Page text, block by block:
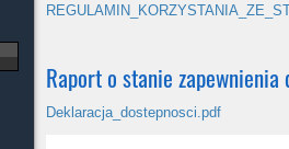
Raport o stanie
Deklaracja_dostepnosci.pdf